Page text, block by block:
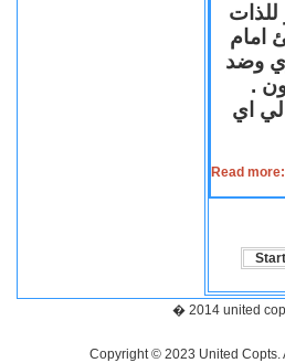
للذات
امام
وضد
.
اي
Start
� 2014 united
Copyright © 2023 United Copts.